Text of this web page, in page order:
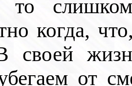
когда,
своей
от